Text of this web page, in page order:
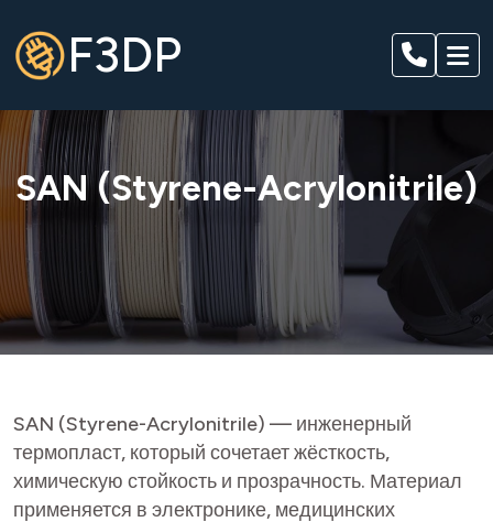
F3DP
SAN (Styrene-Acrylonitrile)
SAN (Styrene-Acrylonitrile) — инженерный
термопласт, который сочетает жёсткость,
химическую стойкость и прозрачность. Материал
применяется в электронике, медицинских